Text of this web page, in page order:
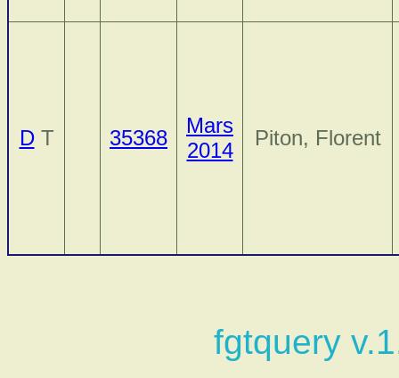
DT 35368
Mars
2014
Piton, Florent
fgtquery